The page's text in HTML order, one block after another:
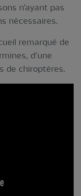
n’ayant pas
nécessaires.
remarqué de
d’une
de chiroptères.